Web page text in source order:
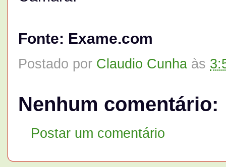
Fonte: Exame.com
Postado por Claudio Cunha às
Nenhum comentário:
Postar um comentário